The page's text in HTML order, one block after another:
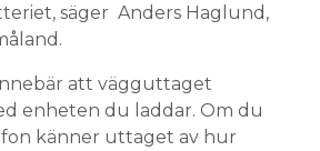
säger Anders Haglund,
att vägguttaget
enheten du laddar. Om du
känner uttaget av hur